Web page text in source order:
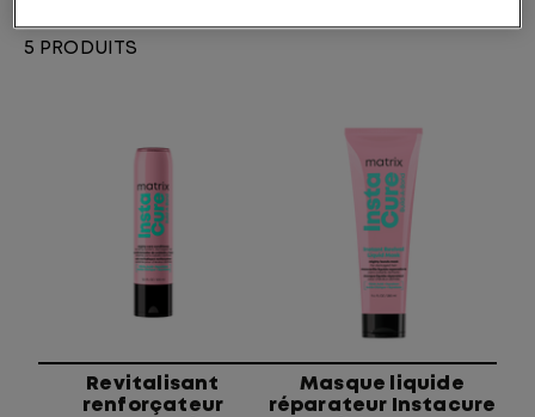
5 PRODUITS
Revitalisant
renforçateur
Masque liquide
réparateur Instacure